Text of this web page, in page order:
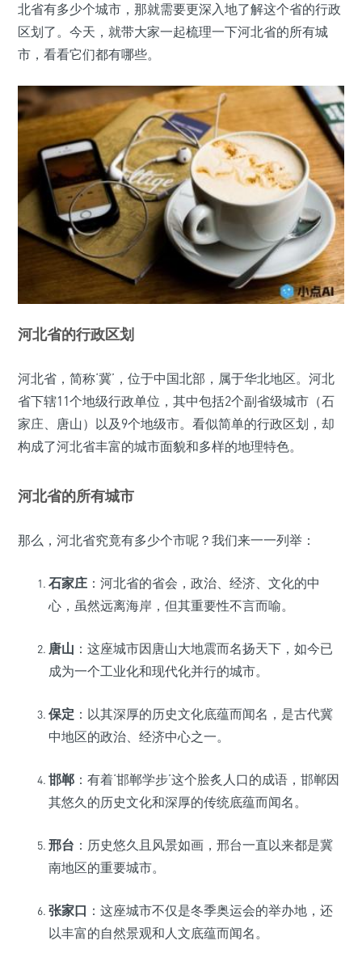
北省有多少个城市，那就需要更深入地了解这个省的行政
区划了。今天，就带大家一起梳理一下河北省的所有城
市，看看它们都有哪些。
河北省的行政区划
河北省，简称‘冀’，位于中国北部，属于华北地区。河北
省下辖11个地级行政单位，其中包括2个副省级城市（石
家庄、唐山）以及9个地级市。看似简单的行政区划，却
构成了河北省丰富的城市面貌和多样的地理特色。
河北省的所有城市
那么，河北省究竟有多少个市呢？我们来一一列举：
石家庄 ：河北省的省会，政治、经济、文化的中
心，虽然远离海岸，但其重要性不言而喻。
唐山 ：这座城市因唐山大地震而名扬天下，如今已
成为一个工业化和现代化并行的城市。
保定 ：以其深厚的历史文化底蕴而闻名，是古代冀
中地区的政治、经济中心之一。
邯郸 ：有着‘邯郸学步’这个脍炙人口的成语，邯郸因
其悠久的历史文化和深厚的传统底蕴而闻名。
邢台 ：历史悠久且风景如画，邢台一直以来都是冀
南地区的重要城市。
张家口 ：这座城市不仅是冬季奥运会的举办地，还
以丰富的自然景观和人文底蕴而闻名。